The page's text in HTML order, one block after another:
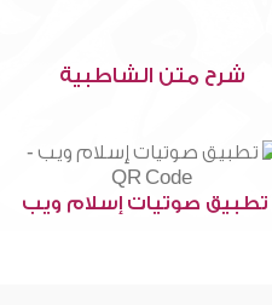
شرح متن الشاطبية
صوتيات إسلام ويب